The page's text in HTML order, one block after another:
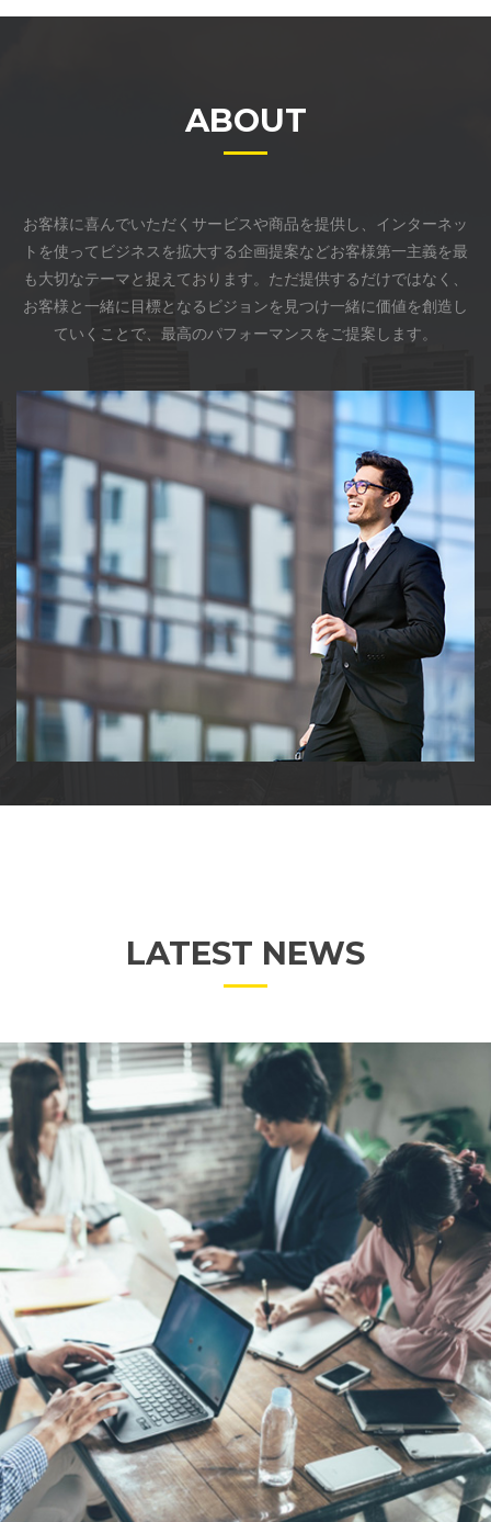
ABOUT
お客様に喜んでいただくサービスや商品を提供し、インターネッ
トを使ってビジネスを拡大する企画提案などお客様第一主義を最
も大切なテーマと捉えております。ただ提供するだけではなく、
お客様と一緒に目標となるビジョンを見つけ一緒に価値を創造し
ていくことで、最高のパフォーマンスをご提案します。
LATEST NEWS